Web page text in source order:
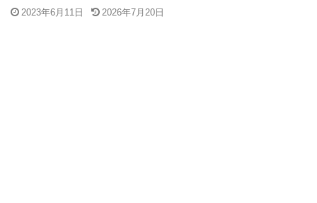
2023年6月11日 2026年7月20日